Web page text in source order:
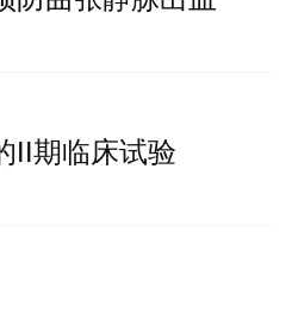
II期临床试验